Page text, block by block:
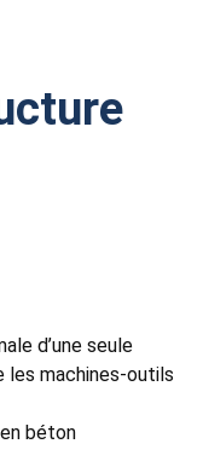
d’une seule
les machines-outils
béton